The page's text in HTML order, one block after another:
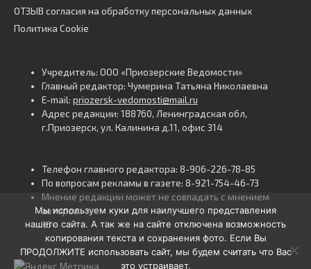
ОТЗЫВ согласия на обработку персональных данных
Политика Cookie
Учредитель: ООО «Приозерские Ведомости»
Главный редактор: Чумерина Татьяна Николаевна
E-mail: priozersk-vedomosti@mail.ru
Адрес редакции: 188760, Ленинградская обл,
г.Приозерск, ул. Калинина д.11, офис 314
Телефон главного редактора: 8-906-226-78-85
По вопросам рекламы в газете: 8-921-754-46-73
Мнение редакции может не совпадать с мнением
авторов.
16+
Мы используем куки для наилучшего представления
нашего сайта. А так же на сайте отключена возможность
копирования текста и сохранения фото. Если Вы
ПРОДОЛЖИТЕ использовать сайт, мы будем считать что Вас
это устраивает.